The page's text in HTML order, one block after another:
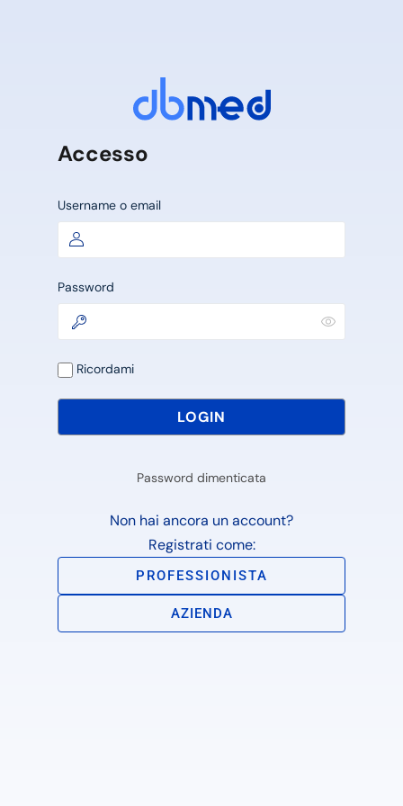
Accesso
Username o email
Password
Ricordami
Password dimenticata
Non hai ancora un account?
Registrati come:
PROFESSIONISTA
AZIENDA